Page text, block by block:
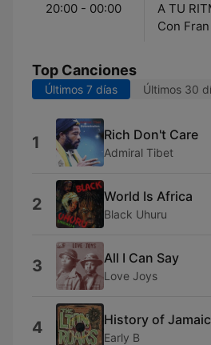
20:00 - 00:00
A TU
Con
Top Canciones
Últimos 7 días Últimos 30
1 Rich Don't Care
Admiral Tibet
2 World Is Africa
Black Uhuru
3 All I Can Say
Love Joys
4 History of
Early B